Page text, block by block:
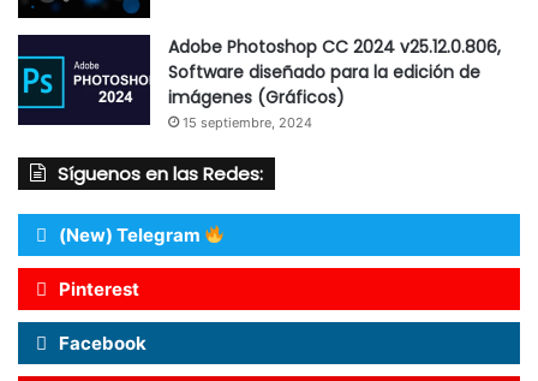
Adobe Photoshop CC 2024 v25.12.0.806,
Software diseñado para la edición de
imágenes (Gráficos)
15 septiembre, 2024
Síguenos en las Redes:
(New) Telegram
Pinterest
Facebook